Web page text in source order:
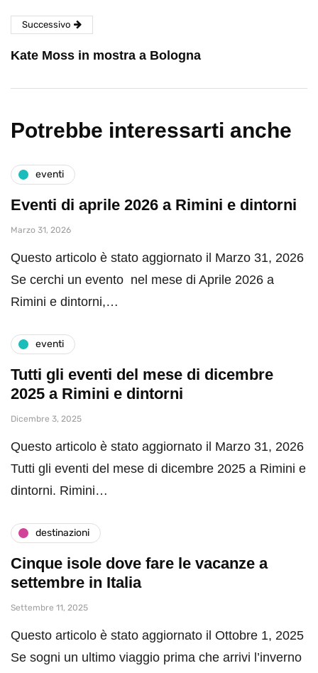
Successivo
Kate Moss in mostra a Bologna
Potrebbe interessarti anche
eventi
Eventi di aprile 2026 a Rimini e dintorni
Marzo 31, 2026
Questo articolo è stato aggiornato il Marzo 31, 2026
Se cerchi un evento nel mese di Aprile 2026 a
Rimini e dintorni,…
eventi
Tutti gli eventi del mese di dicembre
2025 a Rimini e dintorni
Dicembre 3, 2025
Questo articolo è stato aggiornato il Marzo 31, 2026
Tutti gli eventi del mese di dicembre 2025 a Rimini e
dintorni. Rimini…
destinazioni
Cinque isole dove fare le vacanze a
settembre in Italia
Settembre 11, 2025
Questo articolo è stato aggiornato il Ottobre 1, 2025
Se sogni un ultimo viaggio prima che arrivi l’inverno